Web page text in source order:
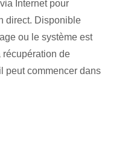
Internet pour
direct. Disponible
ou le système est
récupération de
peut commencer dans